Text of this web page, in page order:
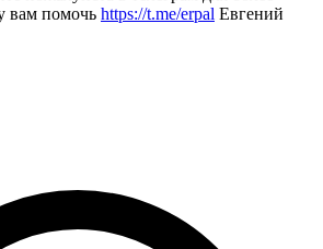
вам помочь https://t.me/erpal Евгений